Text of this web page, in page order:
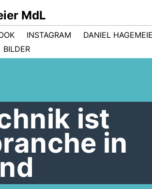
MdL
INSTAGRAM DANIEL
BILDER
ist
in